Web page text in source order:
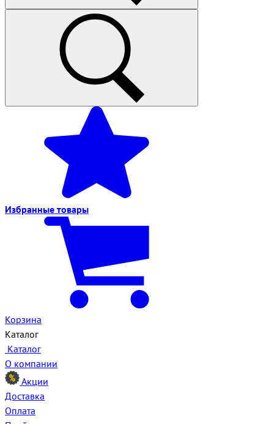
Избранные товары
Корзина
Каталог
Каталог
О компании
Акции
Доставка
Оплата